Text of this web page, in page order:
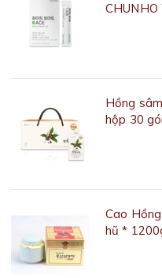
Hồng
hộp 30
Cao
hũ *